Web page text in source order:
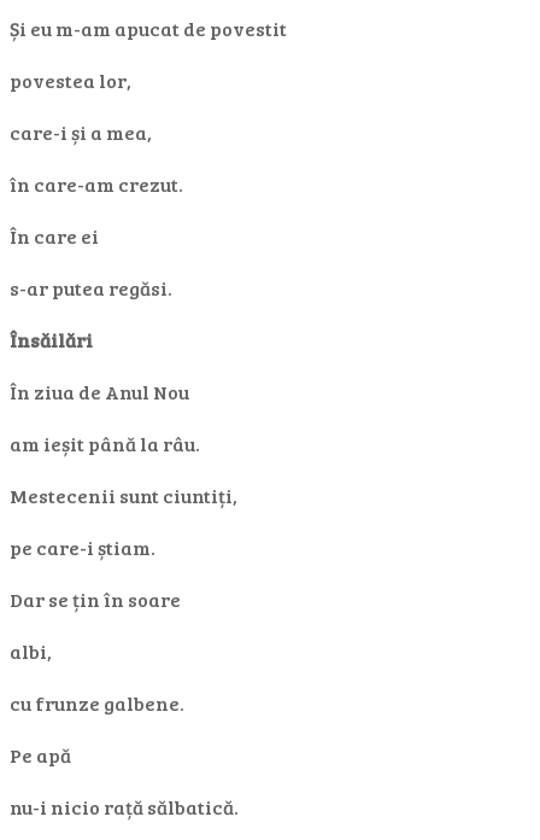
Și eu m-am apucat de povestit
povestea lor,
care-i și a mea,
în care-am crezut.
În care ei
s-ar putea regăsi.
Însăilări
În ziua de Anul Nou
am ieșit până la râu.
Mestecenii sunt ciuntiți,
pe care-i știam.
Dar se țin în soare
albi,
cu frunze galbene.
Pe apă
nu-i nicio rață sălbatică.